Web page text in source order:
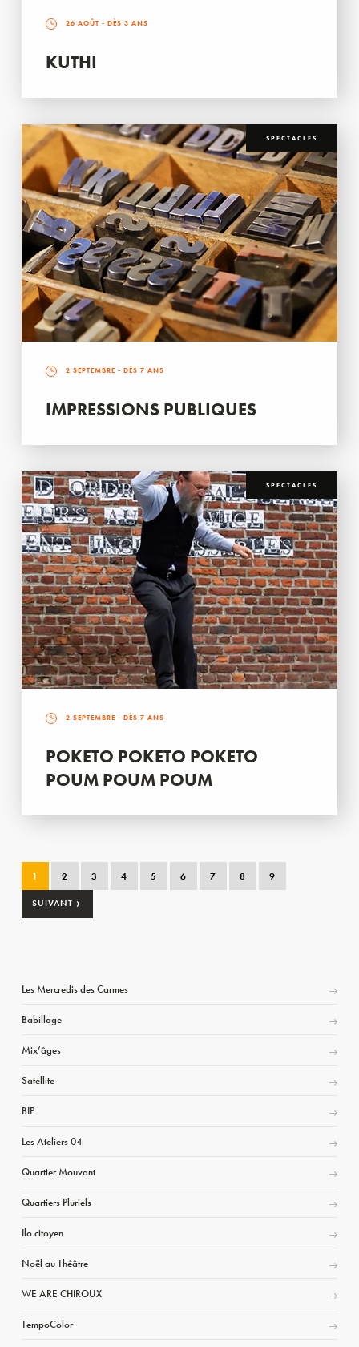
26 AOÛT - DÈS 3 ANS
KUTHI
SPECTACLES
2 SEPTEMBRE - DÈS 7 ANS
IMPRESSIONS PUBLIQUES
SPECTACLES
2 SEPTEMBRE - DÈS 7 ANS
POKETO POKETO POKETO
POUM POUM POUM
1 2 3 4 5 6 7 8 9
SUIVANT ›
Les Mercredis des Carmes
Babillage
Mix’âges
Satellite
BIP
Les Ateliers 04
Quartier Mouvant
Quartiers Pluriels
Ilo citoyen
Noël au Théâtre
WE ARE CHIROUX
TempoColor